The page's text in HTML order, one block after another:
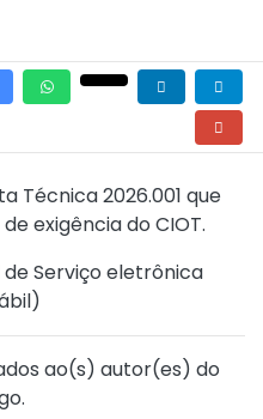
Técnica 2026.001 que
exigência do CIOT.
Serviço eletrônica
)
ao(s) autor(es) do